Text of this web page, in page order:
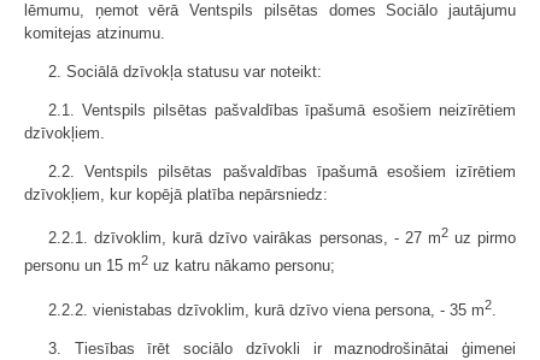
lēmumu, ņemot vērā Ventspils pilsētas domes Sociālo jautājumu
komitejas atzinumu.
2. Sociālā dzīvokļa statusu var noteikt:
2.1. Ventspils pilsētas pašvaldības īpašumā esošiem neizīrētiem
dzīvokļiem.
2.2. Ventspils pilsētas pašvaldības īpašumā esošiem izīrētiem
dzīvokļiem, kur kopējā platība nepārsniedz:
2.2.1. dzīvoklim, kurā dzīvo vairākas personas, - 27 m2uz pirmo
personu un 15 m2 uz katru nākamo personu;
2.2.2. vienistabas dzīvoklim, kurā dzīvo viena persona, - 35 m2
3. Tiesības īrēt sociālo dzīvokli ir maznodrošinātai ģimenei